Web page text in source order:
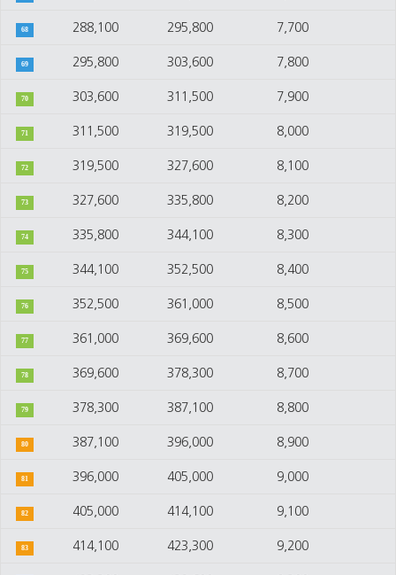
68 288,100 295,800 7,700
69 295,800 303,600 7,800
70 303,600 311,500 7,900
71 311,500 319,500 8,000
72 319,500 327,600 8,100
73 327,600 335,800 8,200
74 335,800 344,100 8,300
75 344,100 352,500 8,400
76 352,500 361,000 8,500
77 361,000 369,600 8,600
78 369,600 378,300 8,700
79 378,300 387,100 8,800
80 387,100 396,000 8,900
81 396,000 405,000 9,000
82 405,000 414,100 9,100
83 414,100 423,300 9,200